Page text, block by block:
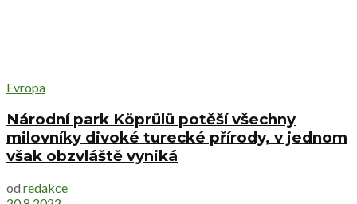
Evropa
Národní park Köprülü potěší všechny
milovníky divoké turecké přírody, v jednom
však obzvláště vyniká
od redakce